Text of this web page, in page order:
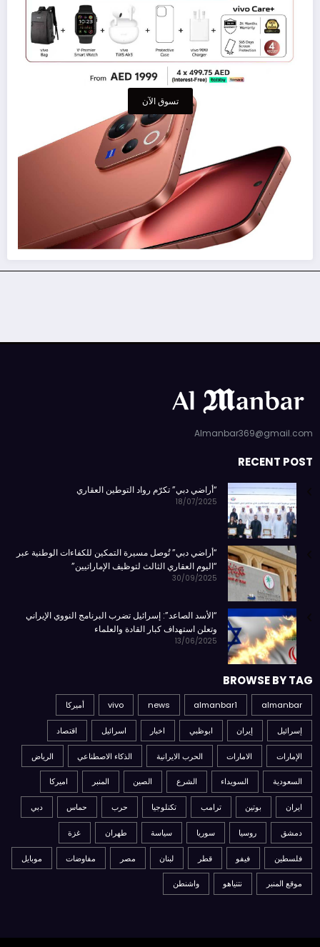
تسوق الآن
Almanbar369@gmail.com
RECENT POST
“أراضي دبي” تكرّم رواد التوطين العقاري
18/07/2025
“أراضي دبي” تُوصل مسيرة التمكين للكفاءات الوطنية عبر
“اليوم العقاري الثالث لتوظيف الإماراتيين”
30/09/2025
“الأسد الصاعد”: إسرائيل تضرب البرنامج النووي الإيراني
وتعلن استهداف كبار القادة والعلماء
13/06/2025
BROWSE BY TAG
almanbar
almanbar1
news
vivo أميركا
إسرائيل إيران ابوظبي اخبار اسرائيل اقتصاد
الإمارات الامارات الحرب الايرانية الذكاء الاصطناعي الرياض
السعودية السويداء الشرع الصين المنبر اميركا
ايران بوتين ترامب تكنلوجيا حرب حماس دبي
دمشق روسيا سوريا سياسة طهران غزة
فلسطين فيفو قطر لبنان مصر مفاوضات موبايل
موقع المنبر نتنياهو واشنطن